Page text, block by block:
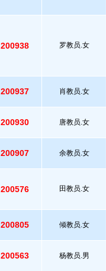
200938 罗教员.女
200937 肖教员.女
200930 唐教员.女
200907 余教员.女
200576 田教员.女
200805 倾教员.女
200563 杨教员.男